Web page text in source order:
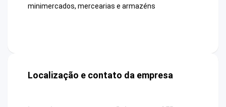
minimercados, mercearias e armazéns
Localização e contato da empresa